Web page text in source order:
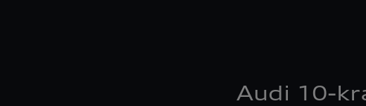
Audi 10-